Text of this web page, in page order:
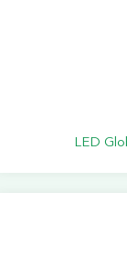
LED